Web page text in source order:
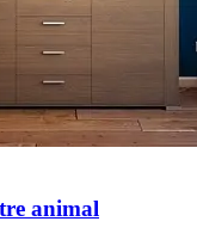
animal